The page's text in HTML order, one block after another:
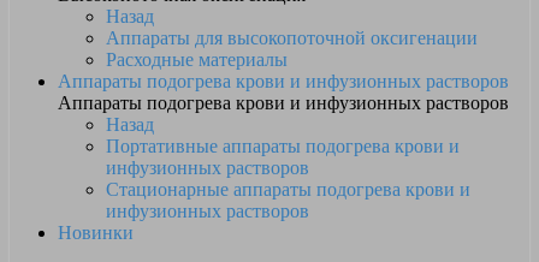
Назад
Аппараты для высокопоточной оксигенации
Расходные материалы
Аппараты подогрева крови и инфузионных растворов
Аппараты подогрева крови и инфузионных растворов
Назад
Портативные аппараты подогрева крови и
инфузионных растворов
Стационарные аппараты подогрева крови и
инфузионных растворов
Новинки